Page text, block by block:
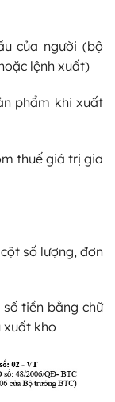
của người (bộ
lệnh xuất)
phẩm khi xuất
thuế giá trị gia
số lượng, đơn
tiền bằng chữ
xuất kho